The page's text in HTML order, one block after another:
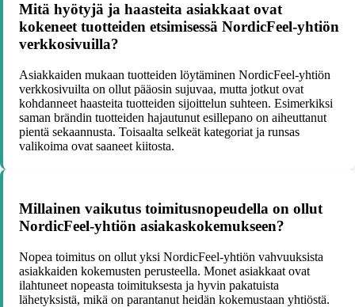
Mitä hyötyjä ja haasteita asiakkaat ovat
kokeneet tuotteiden etsimisessä NordicFeel-yhtiön
verkkosivuilla?
Asiakkaiden mukaan tuotteiden löytäminen NordicFeel-yhtiön
verkkosivuilta on ollut pääosin sujuvaa, mutta jotkut ovat
kohdanneet haasteita tuotteiden sijoittelun suhteen. Esimerkiksi
saman brändin tuotteiden hajautunut esillepano on aiheuttanut
pientä sekaannusta. Toisaalta selkeät kategoriat ja runsas
valikoima ovat saaneet kiitosta.
Millainen vaikutus toimitusnopeudella on ollut
NordicFeel-yhtiön asiakaskokemukseen?
Nopea toimitus on ollut yksi NordicFeel-yhtiön vahvuuksista
asiakkaiden kokemusten perusteella. Monet asiakkaat ovat
ilahtuneet nopeasta toimituksesta ja hyvin pakatuista
lähetyksistä, mikä on parantanut heidän kokemustaan yhtiöstä.